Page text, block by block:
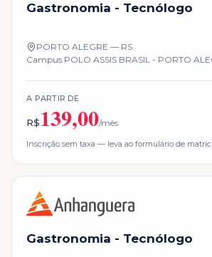
Gastronomia - Tecnólogo
PORTO ALEGRE — RS
Campus POLO ASSIS BRASIL - PORTO
A PARTIR DE
R$139,00/mês
Inscrição sem taxa — leva ao formulário de
Gastronomia - Tecnólogo